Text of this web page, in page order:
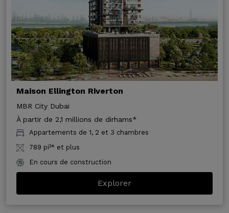
Maison Ellington Riverton
MBR City Dubaï
À partir de 2,1 millions de dirhams*
Appartements de 1, 2 et 3 chambres
789 pi²* et plus
En cours de construction
Explorer